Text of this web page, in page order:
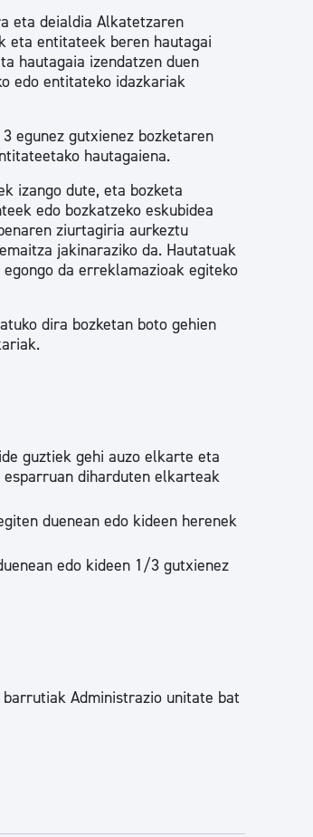
eta deialdia Alkatetzaren
eta entitateek beren hautagai
hautagaia izendatzen duen
edo entitateko idazkariak
egunez gutxienez bozketaren
hautagaiena.
izango dute, eta bozketa
edo bozkatzeko eskubidea
ziurtagiria aurkeztu
jakinaraziko da. Hautatuak
da erreklamazioak egiteko
dira bozketan boto gehien
guztiek gehi auzo elkarte eta
diharduten elkarteak
duenean edo kideen herenek
edo kideen 1/3 gutxienez
Administrazio unitate bat